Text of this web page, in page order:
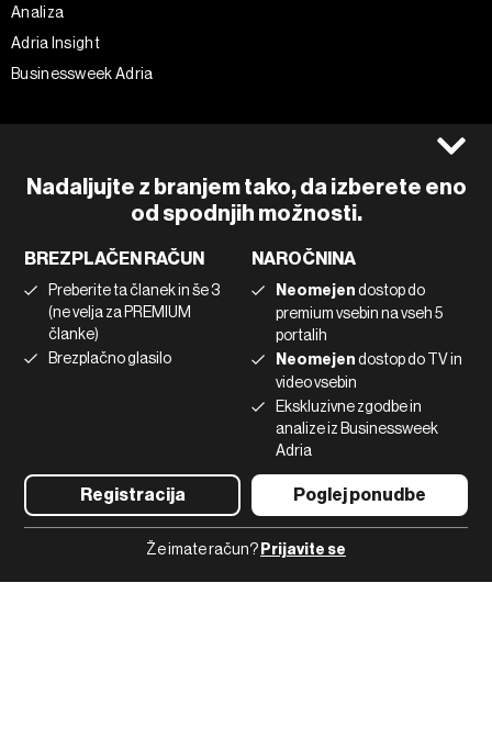
Nadaljujte z branjem tako, da izberete eno
od spodnjih možnosti.
BREZPLAČEN RAČUN
Preberite ta članek in še 3
(ne velja za PREMIUM
članke)
Brezplačno glasilo
Registracija
NAROČNINA
Neomejendostop do
premium vsebin na vseh 5
portalih
Neomejendostop do TV in
video vsebin
Ekskluzivne zgodbe in
analize iz Businessweek
Adria
Poglej ponudbe
Že imate račun? Prijavite se
Analiza
Adria Insight
Businessweek Adria
Piškotki
Marketing
Uporaba umetne inteligence
Instagram
Linkedin
Tiktok
©2022 - 2026 Bloomberg L.P. All Rights Reserved. BLOOMBERG and
the BLOOMBERG logo are registered trademarks and service marks of
Bloomberg Finance L.P. or its subsidiaries, displayed with permission
Bloomberg Adria is a Mtel Swiss SA Property
News CMS by Cubes